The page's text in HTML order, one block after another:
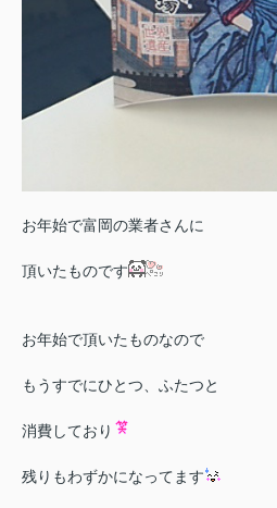
お年始で富岡の業者さんに
頂いたものです
お年始で頂いたものなので
もうすでにひとつ、ふたつと
消費しており
残りもわずかになってます